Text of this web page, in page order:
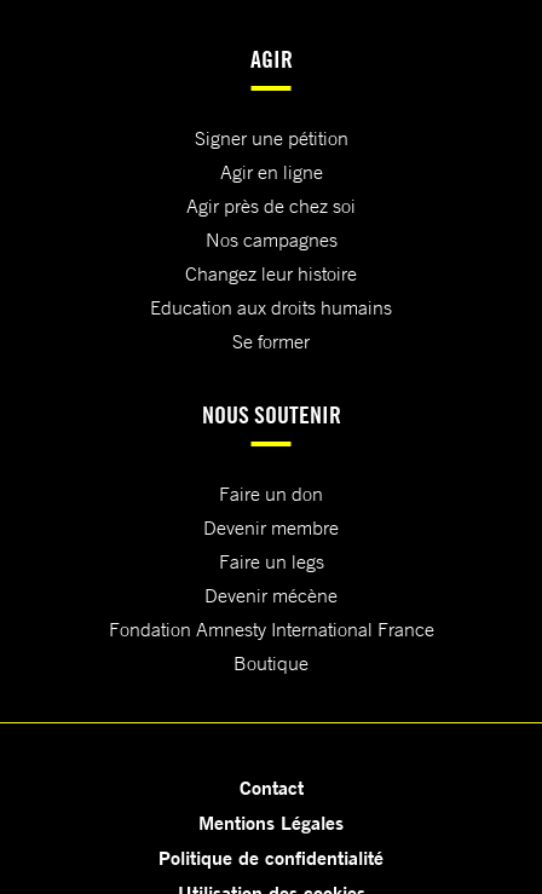
AGIR
Signer une pétition
Agir en ligne
Agir près de chez soi
Nos campagnes
Changez leur histoire
Education aux droits humains
Se former
NOUS SOUTENIR
Faire un don
Devenir membre
Faire un legs
Devenir mécène
Fondation Amnesty International France
Boutique
Contact
Mentions Légales
Politique de confidentialité